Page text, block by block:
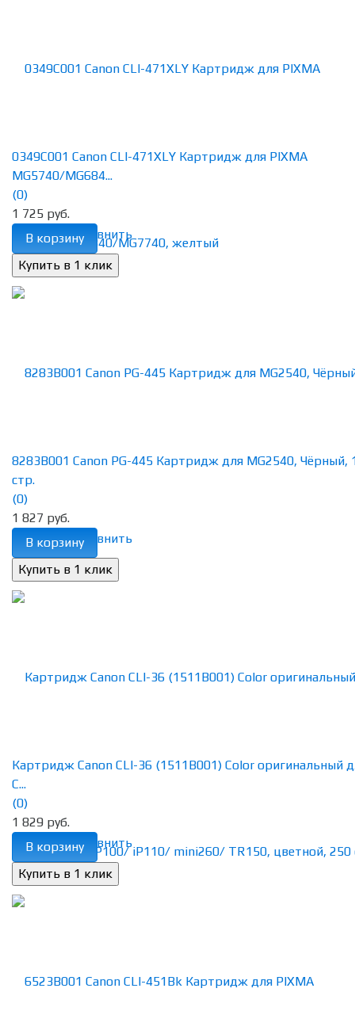
избранное сравнить
0349C001 Canon CLI-471XLY Картридж для PIXMA
MG5740/MG684...
(0)
1 725 руб.
В корзину
избранное сравнить
8283B001 Canon PG-445 Картридж для MG2540, Чёрный,
стр.
(0)
1 827 руб.
В корзину
избранное сравнить
Картридж Canon CLI-36 (1511B001) Color оригинальный
C...
(0)
1 829 руб.
В корзину